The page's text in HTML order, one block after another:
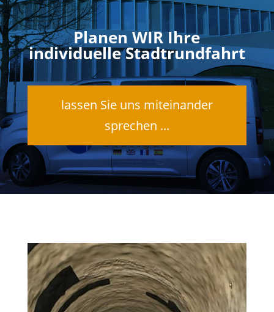
Planen WIR Ihre
individuelle Stadtrundfahrt
lassen Sie uns miteinander
sprechen ...